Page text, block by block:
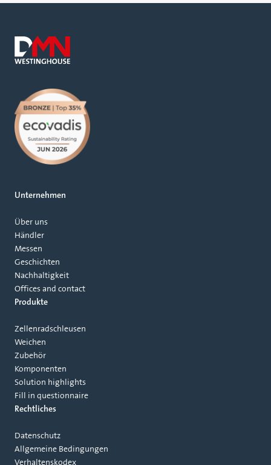
Unternehmen
Über uns
Händler
Messen
Geschichten
Nachhaltigkeit
Offices and contact
Produkte
Zellenradschleusen
Weichen
Zubehör
Komponenten
Solution highlights
Fill in questionnaire
Rechtliches
Datenschutz
Allgemeine Bedingungen
Verhaltenskodex